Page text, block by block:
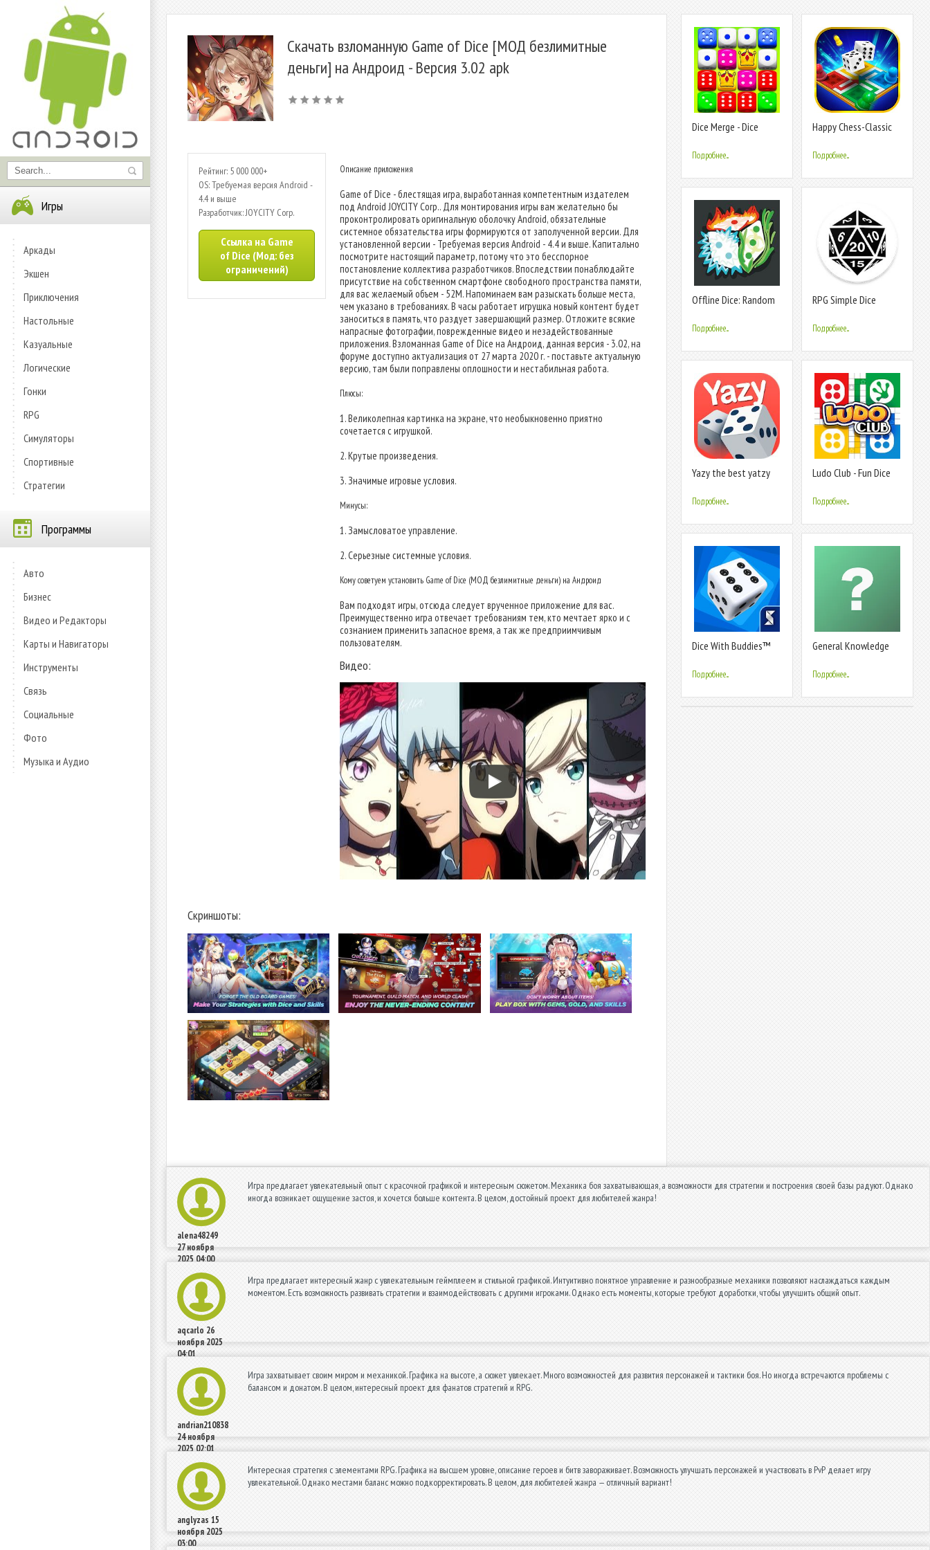
Игры
Аркады
Экшен
Приключения
Настольные
Казуальные
Логические
Гонки
RPG
Симуляторы
Спортивные
Стратегии
Программы
Авто
Бизнес
Видео и Редакторы
Карты и Навигаторы
Инструменты
Связь
Социальные
Фото
Музыка и Аудио
Скачать взломанную Game of Dice [МОД безлимитные
деньги] на Андроид - Версия 3.02 apk
Рейтинг: 5 000 000+
OS: Требуемая версия Android -
4.4 и выше
Разработчик: JOYCITY Corp.
Ссылка на Game
of Dice (Мод: без
ограничений)
Описание приложения
Game of Dice - блестящая игра, выработанная компетентным издателем
под Android JOYCITY Corp.. Для монтирования игры вам желательно бы
проконтролировать оригинальную оболочку Android, обязательные
системное обязательства игры формируются от заполученной версии. Для
установленной версии - Требуемая версия Android - 4.4 и выше. Капитально
посмотрите настоящий параметр, потому что это бесспорное
постановление коллектива разработчиков. Впоследствии понаблюдайте
присутствие на собственном смартфоне свободного пространства памяти,
для вас желаемый объем - 52M. Напоминаем вам разыскать больше места,
чем указано в требованиях. В часы работает игрушка новый контент будет
заноситься в память, что раздует завершающий размер. Отложите всякие
напрасные фотографии, поврежденные видео и незадействованные
приложения. Взломанная Game of Dice на Андроид, данная версия - 3.02, на
форуме доступно актуализация от 27 марта 2020 г. - поставьте актуальную
версию, там были поправлены оплошности и нестабильная работа.
Плюсы:
1. Великолепная картинка на экране, что необыкновенно приятно
сочетается с игрушкой.
2. Крутые произведения.
3. Значимые игровые условия.
Минусы:
1. Замысловатое управление.
2. Серьезные системные условия.
Кому советуем установить Game of Dice (МОД безлимитные деньги) на Андроид
Вам подходят игры, отсюда следует врученное приложение для вас.
Преимущественно игра отвечает требованиям тем, кто мечтает ярко и с
сознанием применить запасное время, а так же предприимчивым
пользователям.
Видео:
Скриншоты:
Dice Merge - Dice
Подробнее...
Happy Chess-Classic
Подробнее...
Offline Dice: Random
Подробнее...
RPG Simple Dice
Подробнее...
Yazy the best yatzy
Подробнее...
Ludo Club - Fun Dice
Подробнее...
Dice With Buddies™
Dice Game
Подробнее...
General Knowledge
Подробнее...
alena48249
27 ноября
2025 04:00
Игра предлагает увлекательный опыт с красочной графикой и интересным сюжетом. Механика боя захватывающая, а возможности для стратегии и построения своей базы радуют. Однако
иногда возникает ощущение застоя, и хочется больше контента. В целом, достойный проект для любителей жанра!
aqcarlo 26
ноября 2025
04:01
Игра предлагает интересный жанр с увлекательным геймплеем и стильной графикой. Интуитивно понятное управление и разнообразные механики позволяют наслаждаться каждым
моментом. Есть возможность развивать стратегии и взаимодействовать с другими игроками. Однако есть моменты, которые требуют доработки, чтобы улучшить общий опыт.
andrian210838
24 ноября
2025 02:01
Игра захватывает своим миром и механикой. Графика на высоте, а сюжет увлекает. Много возможностей для развития персонажей и тактики боя. Но иногда встречаются проблемы с
балансом и донатом. В целом, интересный проект для фанатов стратегий и RPG.
anglyzas 15
ноября 2025
03:00
Интересная стратегия с элементами RPG. Графика на высшем уровне, описание героев и битв завораживает. Возможность улучшать персонажей и участвовать в PvP делает игру
увлекательной. Однако местами баланс можно подкорректировать. В целом, для любителей жанра — отличный вариант!